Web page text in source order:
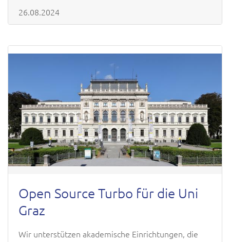
26.08.2024
Open Source Turbo für die Uni
Graz
Wir unterstützen akademische Einrichtungen, die